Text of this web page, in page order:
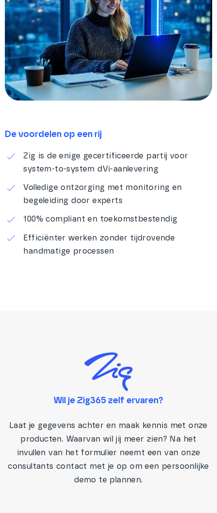
De voordelen op een rij
Zig is de enige gecertificeerde partij voor
system-to-system dVi-aanlevering
Volledige ontzorging met monitoring en
begeleiding door experts
100% compliant en toekomstbestendig
Efficiënter werken zonder tijdrovende
handmatige processen
Wil je Zig365 zelf ervaren?
Laat je gegevens achter en maak kennis met onze
producten. Waarvan wil jij meer zien? Na het
invullen van het formulier neemt een van onze
consultants contact met je op om een persoonlijke
demo te plannen.